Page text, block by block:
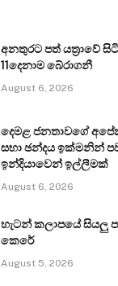
අනතුරට පත් යත්‍රාවේ
11දෙනාම බේරාගනී
August 6, 2026
දෙමළ ජනතාවගේ
සභා ඡන්දය ඉක්මනින්
ඉන්දියාවෙන් ඉල්ලීමක්
August 6, 2026
හැටන් කලාපයේ සියලු
කෙරේ
August 5, 2026